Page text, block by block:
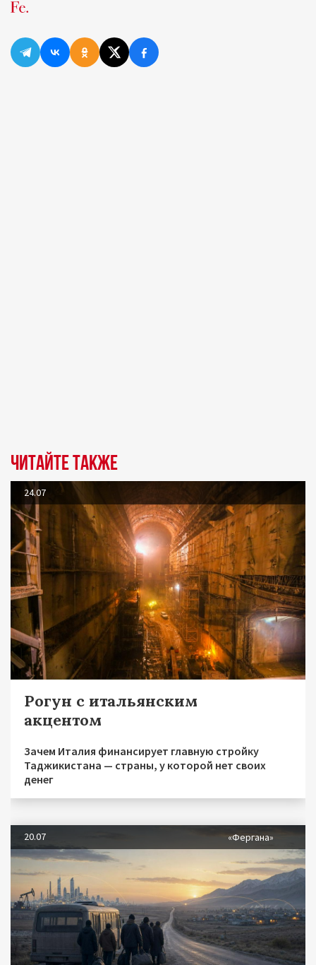
Читайте также
24.07
Рогун с итальянским
акцентом
Зачем Италия финансирует главную стройку
Таджикистана — страны, у которой нет своих
денег
20.07 «Фергана»